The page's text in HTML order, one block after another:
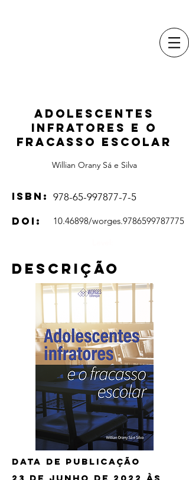
Adolescentes
infratores e o
fracasso escolar
Willian Orany Sá e Silva
978-65-997877-7-5
ISBN:
10.46898/worges.9786599787775
DOI:
Descrição
Data de publicação